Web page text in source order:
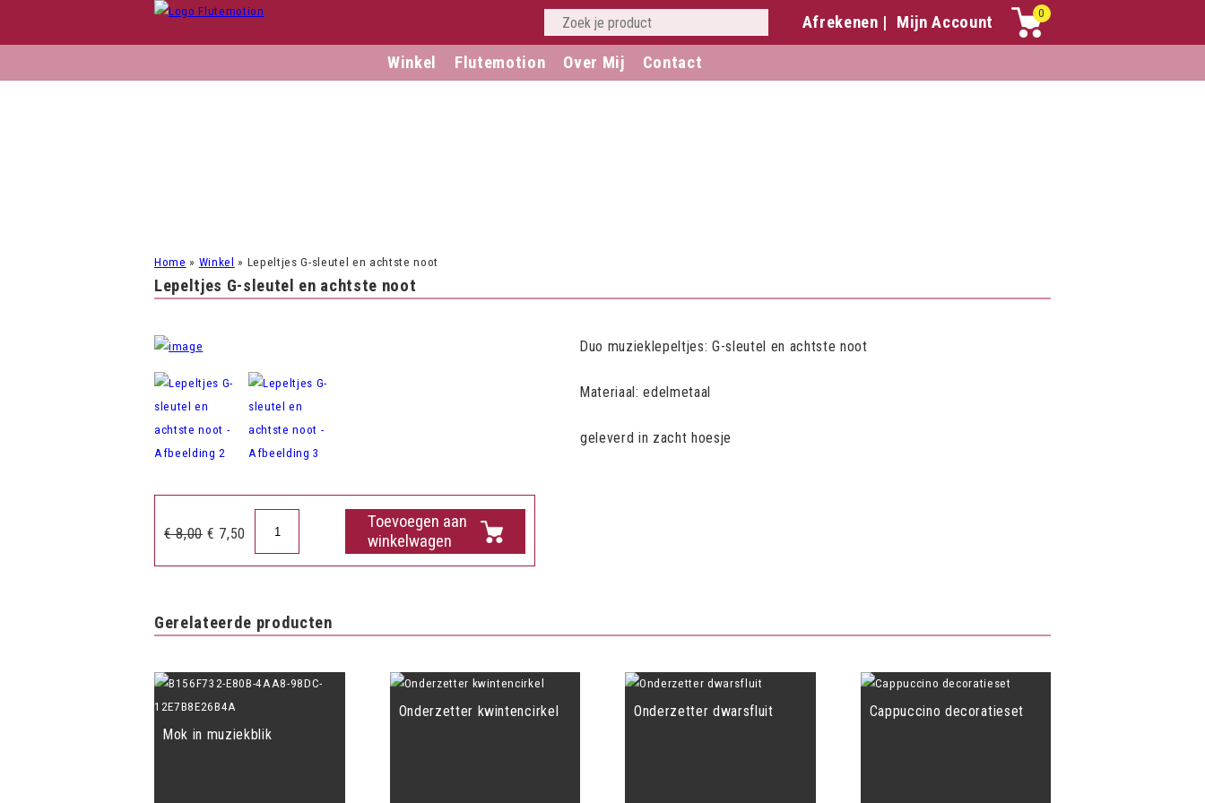
0
Afrekenen Mijn Account
Winkel Flutemotion Over Mij Contact
Home » Winkel » Lepeltjes G-sleutel en achtste noot
Lepeltjes G-sleutel en achtste noot
Duo muzieklepeltjes: G-sleutel en achtste noot
Materiaal: edelmetaal
geleverd in zacht hoesje
€8,00 Oorspronkelijke
€ 7,50 Huidige
prijs
sleutel
achtste
noot
Toevoegen aan
winkelwagen
Gerelateerde producten
Mok in muziekblik
Onderzetter kwintencirkel Onderzetter dwarsfluit Cappuccino decoratieset